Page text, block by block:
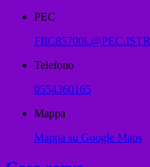
PEC
Telefono
0554360165
Mappa
Mappa su Google Maps